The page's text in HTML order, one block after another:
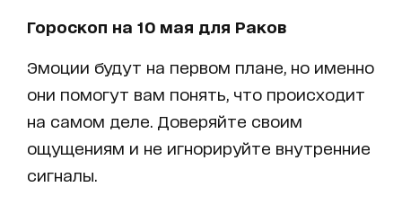
Гороскоп на 10 мая для Раков
Эмоции будут на первом плане, но именно
они помогут вам понять, что происходит
на самом деле. Доверяйте своим
ощущениям и не игнорируйте внутренние
сигналы.